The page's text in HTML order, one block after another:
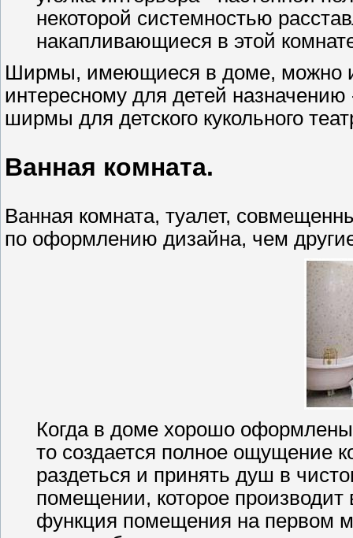
некоторой системностью
накапливающиеся в этой
Ширмы, имеющиеся в доме, можно
интересному для детей назначению
ширмы для детского кукольного
Ванная комната.
Ванная комната, туалет,
по оформлению дизайна, чем
Когда в доме хорошо
то создается полное ощущение
раздеться и принять душ в
помещении, которое
функция помещения на первом